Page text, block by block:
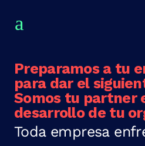
Preparamos a tu
para dar el
Somos tu partner
desarrollo de tu
Toda empresa